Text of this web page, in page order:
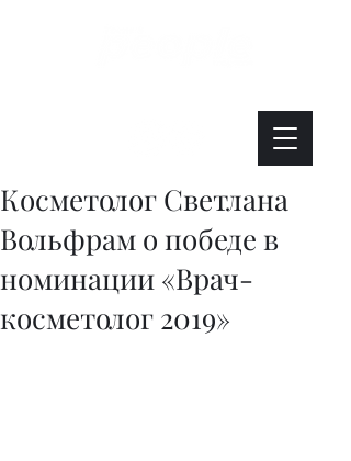
Косметолог Светлана
Вольфрам о победе в
номинации «Врач-
косметолог 2019»